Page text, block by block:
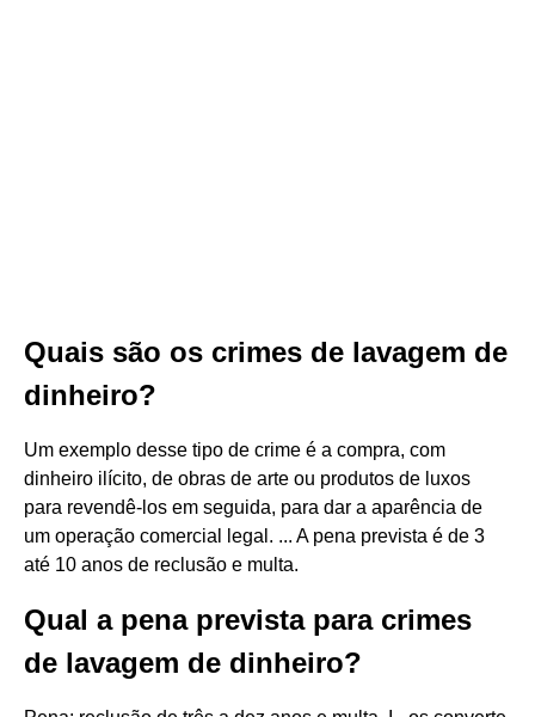
Quais são os crimes de lavagem de
dinheiro?
Um exemplo desse tipo de crime é a compra, com
dinheiro ilícito, de obras de arte ou produtos de luxos
para revendê-los em seguida, para dar a aparência de
um operação comercial legal. ... A pena prevista é de 3
até 10 anos de reclusão e multa.
Qual a pena prevista para crimes
de lavagem de dinheiro?